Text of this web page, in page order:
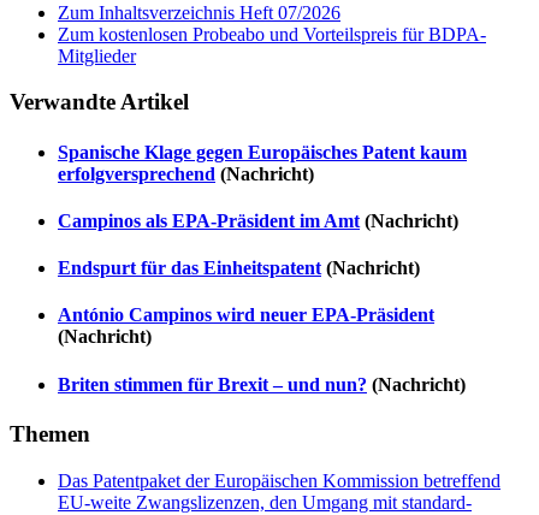
Zum Inhaltsverzeichnis Heft 07/2026
Zum kostenlosen Probeabo und Vorteilspreis für BDPA-
Mitglieder
Verwandte Artikel
Spanische Klage gegen Europäisches Patent kaum
erfolgversprechend (Nachricht)
Campinos als EPA-Präsident im Amt (Nachricht)
Endspurt für das Einheitspatent (Nachricht)
António Campinos wird neuer EPA-Präsident
(Nachricht)
Briten stimmen für Brexit – und nun? (Nachricht)
Themen
Das Patentpaket der Europäischen Kommission betreffend
EU-weite Zwangslizenzen, den Umgang mit standard-